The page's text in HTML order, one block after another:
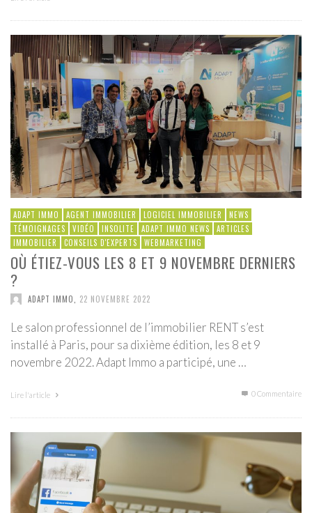
ADAPT IMMO AGENT IMMOBILIER LOGICIEL IMMOBILIER
NEWS
TÉMOIGNAGES
VIDÉO INSOLITE ADAPT IMMO NEWS
ARTICLES
IMMOBILIER
CONSEILS D'EXPERTS WEBMARKETING
OÙ ÉTIEZ-VOUS LES 8 ET 9 NOVEMBRE DERNIERS
?
ADAPT IMMO 22 NOVEMBRE 2022
Le salon professionnel de l’immobilier RENT s’est
installé à Paris, pour sa dixième édition, les 8 et 9
novembre 2022. Adapt Immo a participé, une …
Lire l'article 0 Commentaire